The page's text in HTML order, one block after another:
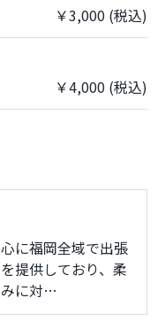
￥3,000 (税込)
￥4,000 (税込)
に福岡全域で出張
提供しており、柔
に対…